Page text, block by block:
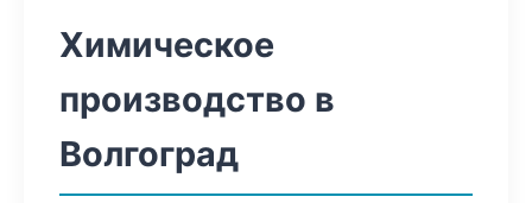
Химическое
производство в
Волгоград